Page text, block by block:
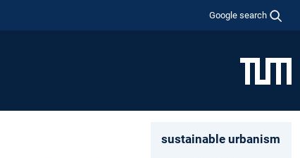
Google search
sustainable urbanism